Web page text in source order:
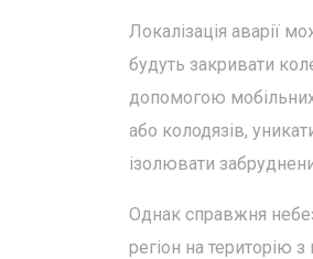
Локалізація аварії
будуть закривати
допомогою мобільних
або колодязів,
ізолювати
Однак справжня
регіон на територію